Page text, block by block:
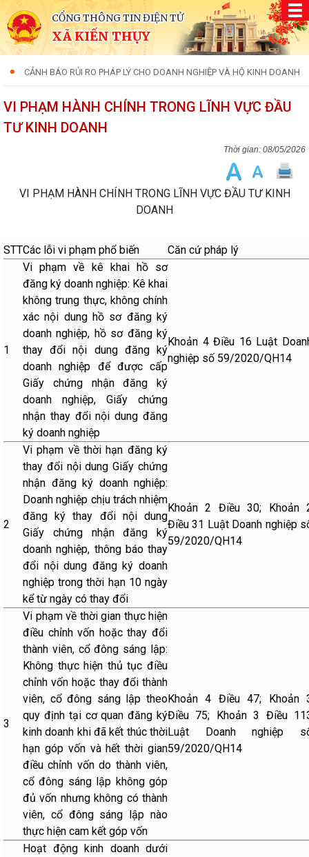
CỔNG THÔNG TIN ĐIỆN TỬ
XÃ KIẾN THỤY
CẢNH BÁO RỦI RO PHÁP LÝ CHO DOANH NGHIỆP VÀ HỘ KINH DOANH
VI PHẠM HÀNH CHÍNH TRONG LĨNH VỰC ĐẦU
TƯ KINH DOANH
08/05/2026
VI PHẠM HÀNH CHÍNH TRONG LĨNH VỰC ĐẦU TƯ KINH
DOANH
STTCác lỗi vi phạm phổ biến Căn cứ pháp lý
1
Vi phạm về kê khai hồ sơ
đăng ký doanh nghiệp: Kê khai
không trung thực, không chính
xác nội dung hồ sơ đăng ký
doanh nghiệp, hồ sơ đăng ký
thay đổi nội dung đăng ký
doanh nghiệp để được cấp
Giấy chứng nhận đăng ký
doanh nghiệp, Giấy chứng
nhận thay đổi nội dung đăng
ký doanh nghiệp
Khoản 4 Điều 16 Luật
nghiệp số 59/2020/QH14
2
Vi phạm về thời hạn đăng ký
thay đổi nội dung Giấy chứng
nhận đăng ký doanh nghiệp:
Doanh nghiệp chịu trách nhiệm
đăng ký thay đổi nội dung
Giấy chứng nhận đăng ký
doanh nghiệp, thông báo thay
đổi nội dung đăng ký doanh
nghiệp trong thời hạn 10 ngày
kể từ ngày có thay đổi
Khoản 2 Điều 30; Khoản
Điều 31 Luật Doanh nghiệp
59/2020/QH14
3
Vi phạm về thời gian thực hiện
điều chỉnh vốn hoặc thay đổi
thành viên, cổ đông sáng lập:
Không thực hiện thủ tục điều
chỉnh vốn hoặc thay đổi thành
viên, cổ đông sáng lập theo
quy định tại cơ quan đăng ký
kinh doanh khi đã kết thúc thời
hạn góp vốn và hết thời gian
điều chỉnh vốn do thành viên,
cổ đông sáng lập không góp
đủ vốn nhưng không có thành
viên, cổ đông sáng lập nào
thực hiện cam kết góp vốn
Khoản 4 Điều 47; Khoản
Điều 75; Khoản 3 Điều
Luật Doanh nghiệp
59/2020/QH14
Hoạt động kinh doanh dưới